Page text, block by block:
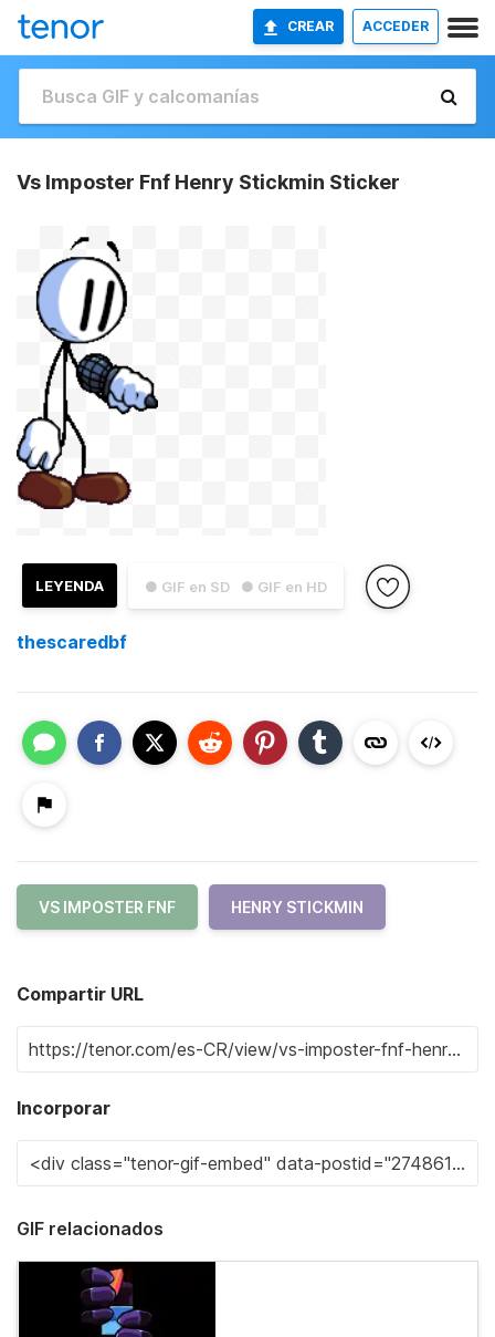
CREAR ACCEDER
Vs Imposter Fnf Henry Stickmin Sticker
● GIF en SD ● GIF en HD
LEYENDA
thescaredbf
VS IMPOSTER FNF HENRY STICKMIN
Compartir URL
Incorporar
GIF relacionados